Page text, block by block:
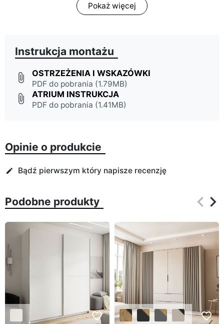
Pokaż więcej
Instrukcja montażu
attach_file OSTRZEŻENIA I WSKAZÓWKI
PDF do pobrania (1.79MB)
attach_file ATRIUM INSTRUKCJA
PDF do pobrania (1.41MB)
Opinie o produkcie
edit Bądź pierwszym który napisze recenzję
Podobne produkty keyboard_arrow_left
keyboard_arrow_right
favorite_border favorite_border